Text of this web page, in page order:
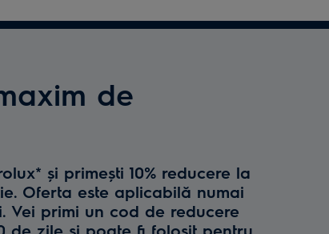
de
și primești 10% reducere la
Oferta este aplicabilă numai
Vei primi un cod de reducere
de zile și poate fi folosit pentru